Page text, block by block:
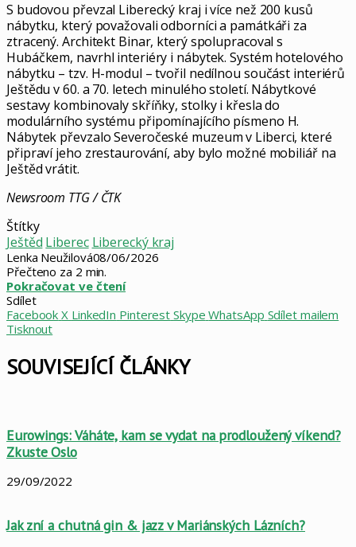
S budovou převzal Liberecký kraj i více než 200 kusů
nábytku, který považovali odborníci a památkáři za
ztracený. Architekt Binar, který spolupracoval s
Hubáčkem, navrhl interiéry i nábytek. Systém hotelového
nábytku – tzv. H-modul – tvořil nedílnou součást interiérů
Ještědu v 60. a 70. letech minulého století. Nábytkové
sestavy kombinovaly skříňky, stolky i křesla do
modulárního systému připomínajícího písmeno H.
Nábytek převzalo Severočeské muzeum v Liberci, které
připraví jeho zrestaurování, aby bylo možné mobiliář na
Ještěd vrátit.
Newsroom TTG / ČTK
Štítky
Ještěd Liberec Liberecký kraj
Lenka Neužilová08/06/2026
Přečteno za 2 min.
Pokračovat ve čtení
Sdílet
Facebook X LinkedIn Pinterest Skype WhatsApp Sdílet mailem
Tisknout
SOUVISEJÍCÍ ČLÁNKY
Eurowings: Váháte, kam se vydat na prodloužený víkend?
Zkuste Oslo
29/09/2022
Jak zní a chutná gin & jazz v Mariánských Lázních?